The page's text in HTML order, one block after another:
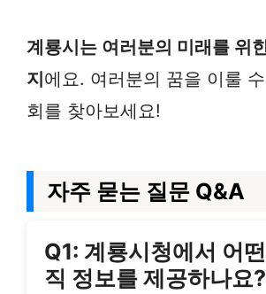
계룡시는 여러분의 미래를 위
지에요. 여러분의 꿈을 이룰
회를 찾아보세요!
자주 묻는 질문 Q&A
Q1: 계룡시청에서 어
직 정보를 제공하나요?